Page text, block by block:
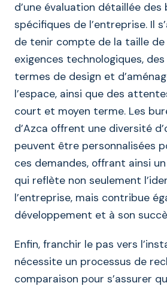
d’une évaluation détaillée des
spécifiques de l’entreprise. Il
de tenir compte de la taille de
exigences technologiques,
termes de design et
l’espace, ainsi que des
court et moyen terme. Les
d’Azca offrent une diversité
peuvent être personnalisées
ces demandes, offrant ainsi
qui reflète non seulement
l’entreprise, mais contribue
développement et à son
Enfin, franchir le pas vers
nécessite un processus de
comparaison pour s’assurer